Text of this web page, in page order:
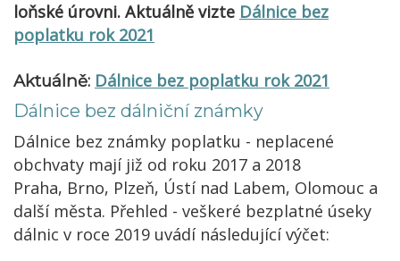
loňské úrovni. Aktuálně vizte Dálnice bez
poplatku rok 2021
Aktuálně: Dálnice bez poplatku rok 2021
Dálnice bez dálniční známky
Dálnice bez známky poplatku - neplacené
obchvaty mají již od roku 2017 a 2018
Praha, Brno, Plzeň, Ústí nad Labem, Olomouc a
další města. Přehled - veškeré bezplatné úseky
dálnic v roce 2019 uvádí následující výčet: